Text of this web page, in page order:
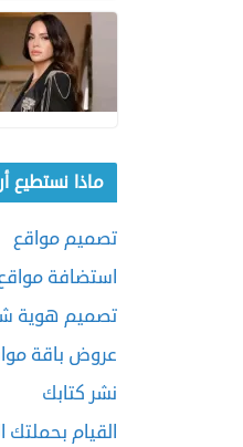
ماذا نستطيع
تصميم مواقع
استضافة
تصميم هوية
عروض باقة
نشر كتابك
القيام بحملتك